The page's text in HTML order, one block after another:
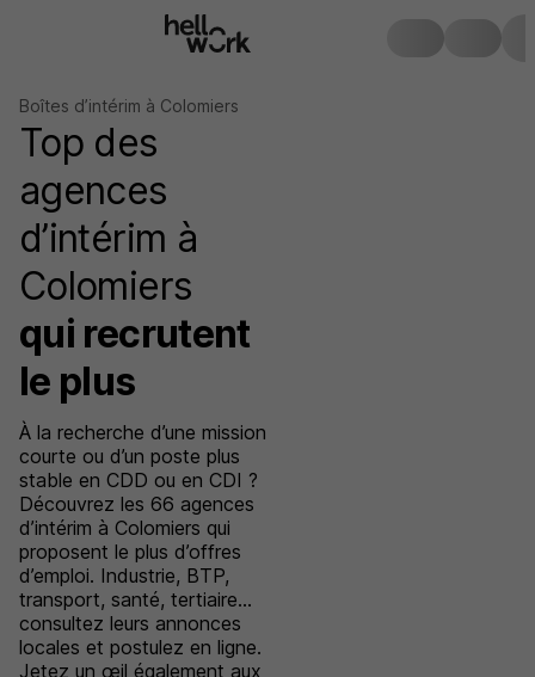
Boîtes d’intérim à Colomiers
Top des
agences
d’intérim à
Colomiers
qui recrutent
le plus
À la recherche d’une mission
courte ou d’un poste plus
stable en CDD ou en CDI ?
Découvrez les 66 agences
d’intérim à Colomiers qui
proposent le plus d’offres
d’emploi. Industrie, BTP,
transport, santé, tertiaire…
consultez leurs annonces
locales et postulez en ligne.
Jetez un œil également aux